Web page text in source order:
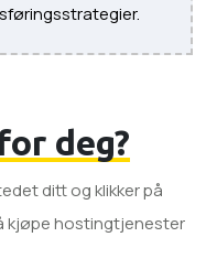
for deg?
ditt og klikker på
kjøpe hostingtjenester